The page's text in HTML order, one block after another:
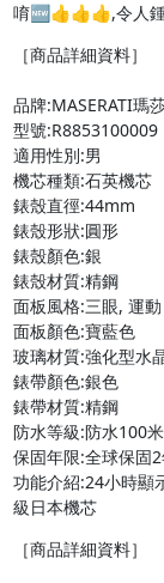
唷🆕👍︎👍︎👍︎,令人
［商品詳細資料］
品牌:MASERATI瑪
型號:R8853100009
適用性別:男
機芯種類:石英機芯
錶殼直徑:44mm
錶殼形狀:圓形
錶殼顏色:銀
錶殼材質:精鋼
面板風格:三眼, 運動
面板顏色:寶藍色
玻璃材質:強化型水
錶帶顏色:銀色
錶帶材質:精鋼
防水等級:防水100米
保固年限:全球保固
功能介紹:24小時顯
級日本機芯
［商品詳細資料］